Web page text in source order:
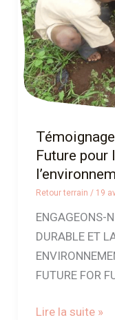
Future pour
Retour terrain / 19
ENGAGEONS-
DURABLE ET
FUTURE FOR
Future
pour
la
protection
de
Lire la suite »